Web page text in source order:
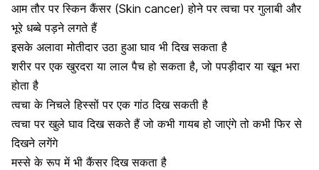
आम तौर पर स्किन कैंसर (Skin cancer) होने परत्वचा पर गुलाबी और
भूरे धब्बे पड़ने लगते हैं
इसके अलावा मोतीदार उठा हुआ घाव भी दिख सकता है
शरीर पर एक खुरदरा या लाल पैच हो सकता है, जो पपड़ीदार या खून भरा
होता है
त्वचा के ​निचले हिस्सों पर एक गांठ दिख सकती है
त्वचा पर खुले घाव दिख सकते हैं जो कभी ​गायब हो जाएंगे तो कभी फिर से
दिखने लगेंगे
मस्से के रूप में भी कैंसरदिख सकता है